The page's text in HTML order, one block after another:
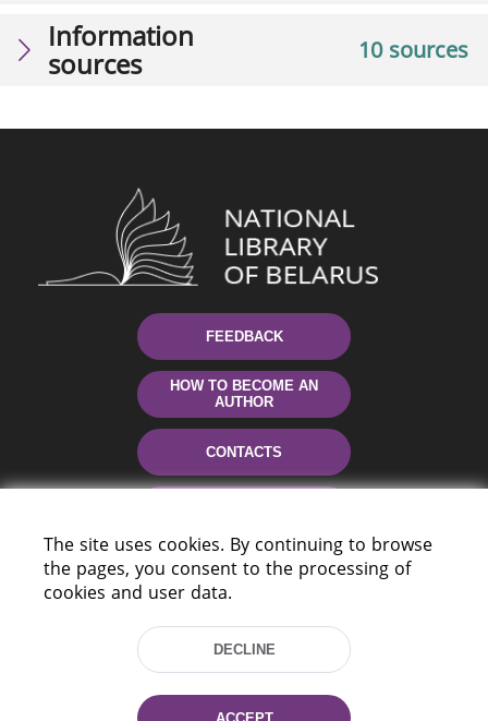
10 sources
Information
sources
FEEDBACK
HOW TO BECOME AN
AUTHOR
CONTACTS
The site uses cookies. By continuing to browse
the pages, you consent to the processing of
cookies and user data.
DECLINE